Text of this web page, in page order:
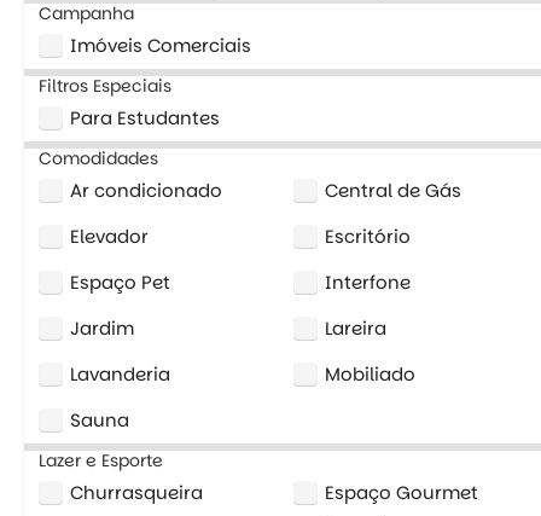
Campanha
Imóveis Comerciais
Filtros Especiais
Para Estudantes
Comodidades
Ar condicionado
Central de Gás
Elevador
Escritório
Espaço Pet
Interfone
Jardim
Lareira
Lavanderia
Mobiliado
Sauna
Lazer e Esporte
Churrasqueira
Espaço Gourmet